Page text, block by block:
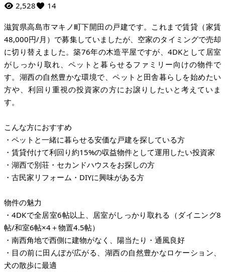
2,528 14
滋賀県高島市マキノ町下開田の戸建です。これまで賃貸（家賃
48,000円/月）で募集していましたが、空家のタイミングで売却
に切り替えました。築76年の木造平屋ですが、4DKとして居室
がしっかり取れ、ペットと暮らせるファミリー向けの物件で
す。湖西の自然豊かな環境で、ペットと田舎暮らしを始めたい
方や、利回り重視の投資家の方にお譲りしたいと考えていま
す。
こんな方におすすめ
・ペットと一緒に暮らせる安価な戸建を探している方
・賃貸付けて利回り約15%の収益物件として運用したい投資家
・湖西で別荘・セカンドハウスをお探しの方
・古民家リフォーム・DIYに興味がある方
物件の魅力
・4DKで全居室6帖以上、居室がしっかり取れる（ダイニング8
帖/和室6帖×4＋物置4.5帖）
・南西角地で西側に建物がなく、陽当たり・通風良好
・目の前に田んぼが広がる、湖西の自然豊かなロケーション、
犬の散歩に最適